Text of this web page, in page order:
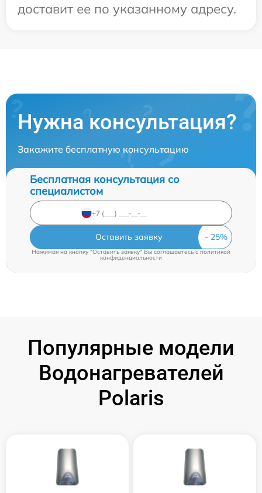
доставит ее по указанному адресу.
Нужна консультация?
Закажите бесплатную консультацию
Бесплатная консультация со
специалистом
Оставить заявку
Нажимая на кнопку "Оставить заявку" Вы соглашаетесь cполитикой
конфиденциальности
Популярные модели
Водонагревателей
Polaris